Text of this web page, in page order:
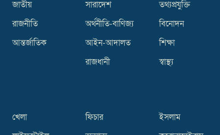
জাতীয়
রাজনীতি
আন্তর্জাতিক
সারাদেশ
অর্থনীতি-বাণিজ্য
আইন-আদালত
রাজধানী
তথ্যপ্রযুক্তি
বিনোদন
শিক্ষা
স্বাস্থ্য
খেলা
ফিচার
ইসলাম